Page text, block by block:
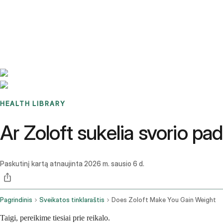
HEALTH LIBRARY
Ar Zoloft sukelia svorio
Paskutinį kartą atnaujinta 2026 m. sausio 6 d.
Pagrindinis Sveikatos tinklaraštis Does Zoloft Make You Gain Weight
Taigi, pereikime tiesiai prie reikalo.